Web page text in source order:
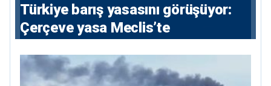
Türkiye barış yasasını görüşüyor:
Çerçeve yasa Meclis’te